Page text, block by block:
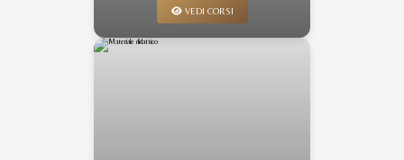
VEDI CORSI